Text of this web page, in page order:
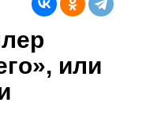
или